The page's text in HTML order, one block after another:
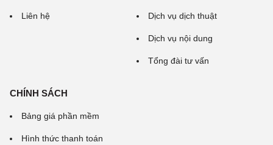
Liên hệ Dịch vụ dịch thuật
Dịch vụ nội dung
Tổng đài tư vấn
CHÍNH SÁCH
Bảng giá phần mềm
Hình thức thanh toán